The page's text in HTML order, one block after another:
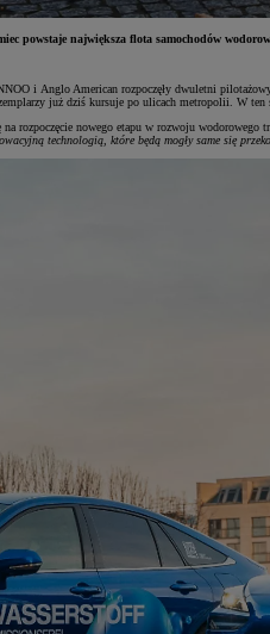
powstaje największa flota samochodów
i Anglo American rozpoczęły dwuletni
już dziś kursuje po ulicach metropolii. W
rozpoczęcie nowego etapu w rozwoju wodorowego
technologią, które będą mogły same się